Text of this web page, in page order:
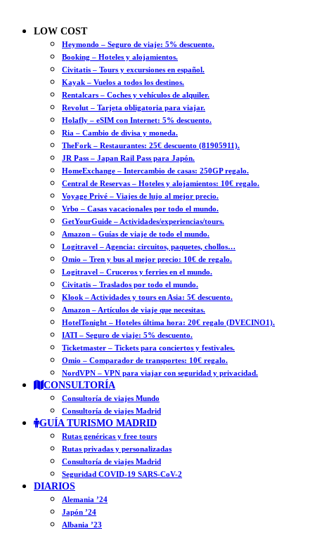
LOW COST
Heymondo – Seguro de viaje: 5% descuento.
Booking – Hoteles y alojamientos.
Civitatis – Tours y excursiones en español.
Kayak – Vuelos a todos los destinos.
Rentalcars – Coches y vehículos de alquiler.
Revolut – Tarjeta obligatoria para viajar.
Holafly – eSIM con Internet: 5% descuento.
Ria – Cambio de divisa y moneda.
TheFork – Restaurantes: 25€ descuento (81905911).
JR Pass – Japan Rail Pass para Japón.
HomeExchange – Intercambio de casas: 250GP regalo.
Central de Reservas – Hoteles y alojamientos: 10€ regalo.
Voyage Privé – Viajes de lujo al mejor precio.
Vrbo – Casas vacacionales por todo el mundo.
GetYourGuide – Actividades/experiencias/tours.
Amazon – Guías de viaje de todo el mundo.
Logitravel – Agencia: circuitos, paquetes, chollos…
Omio – Tren y bus al mejor precio: 10€ de regalo.
Logitravel – Cruceros y ferries en el mundo.
Civitatis – Traslados por todo el mundo.
Klook – Actividades y tours en Asia: 5€ descuento.
Amazon – Artículos de viaje que necesitas.
HotelTonight – Hoteles última hora: 20€ regalo (DVECINO1).
IATI – Seguro de viaje: 5% descuento.
Ticketmaster – Tickets para conciertos y festivales.
Omio – Comparador de transportes: 10€ regalo.
NordVPN – VPN para viajar con seguridad y privacidad.
CONSULTORÍA
Consultoría de viajes Mundo
Consultoría de viajes Madrid
GUÍA TURISMO MADRID
Rutas genéricas y free tours
Rutas privadas y personalizadas
Consultoría de viajes Madrid
Seguridad COVID-19 SARS-CoV-2
DIARIOS
Alemania ’24
Japón ’24
Albania ’23